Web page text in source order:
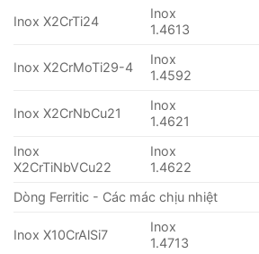
Inox X2CrTi24
Inox
1.4613
Inox X2CrMoTi29-4
Inox
1.4592
Inox X2CrNbCu21
Inox
1.4621
Inox
X2CrTiNbVCu22
Inox
1.4622
Dòng Ferritic - Các mác chịu nhiệt
Inox X10CrAlSi7
Inox
1.4713